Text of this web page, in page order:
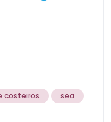
costeiros
sea